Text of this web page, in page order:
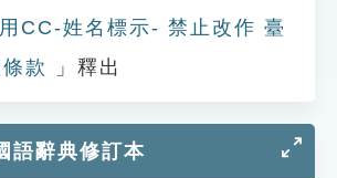
CC-姓名標示- 禁止改作 臺
款
」釋出
語辭典修訂本